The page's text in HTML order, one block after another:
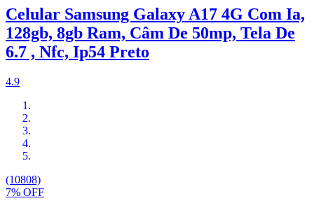
Celular Samsung Galaxy A17 4G Com Ia,
128gb, 8gb Ram, Câm De 50mp, Tela De
6.7 , Nfc, Ip54 Preto
4.9
(10808)
7% OFF